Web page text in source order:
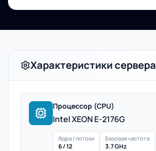
Характеристики сервера
Процессор (CPU)
Intel XEON E-2176G
Ядра / потоки
6 / 12
Базовая частота
3.7 GHz